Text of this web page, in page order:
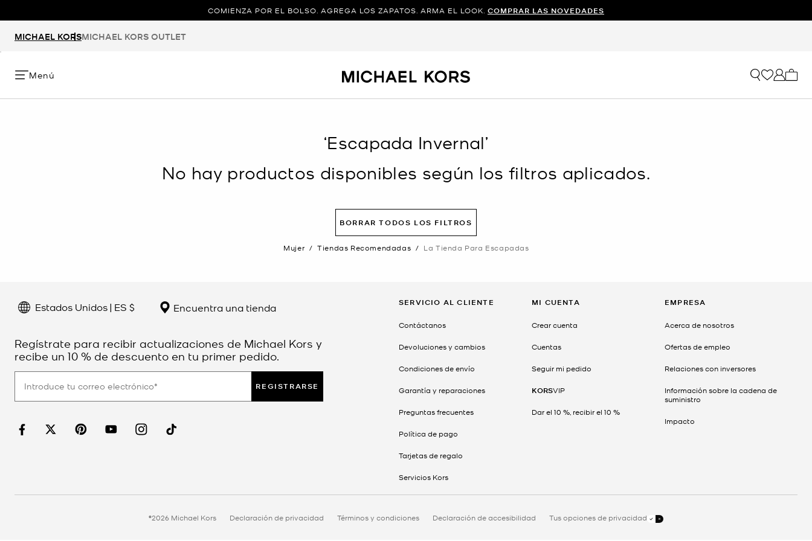
COMIENZA POR EL BOLSO. AGREGA LOS ZAPATOS. ARMA EL LOOK. COMPRAR LAS NOVEDADES
MICHAEL KORSMICHAEL KORS OUTLET
Menú
‘Escapada Invernal’
No hay productos disponibles según los filtros aplicados.
BORRAR TODOS LOS FILTROS
Mujer / Tiendas Recomendadas / La Tienda Para Escapadas
Estados Unidos | ES $ Encuentra una tienda
Regístrate para recibir actualizaciones de Michael Kors y
recibe un 10 % de descuento en tu primer pedido.
REGISTRARSE
SERVICIO AL CLIENTE
Contáctanos
Devoluciones y cambios
Condiciones de envío
Garantía y reparaciones
Preguntas frecuentes
Política de pago
Tarjetas de regalo
Servicios Kors
MI CUENTA
Crear cuenta
Cuentas
Seguir mi pedido
KORSVIP
Dar el 10 %, recibir el 10 %
EMPRESA
Acerca de nosotros
Ofertas de empleo
Relaciones con inversores
Información sobre la cadena de
suministro
Impacto
©2026 Michael Kors Declaración de privacidad Términos y condiciones Declaración de accesibilidad Tus opciones de privacidad